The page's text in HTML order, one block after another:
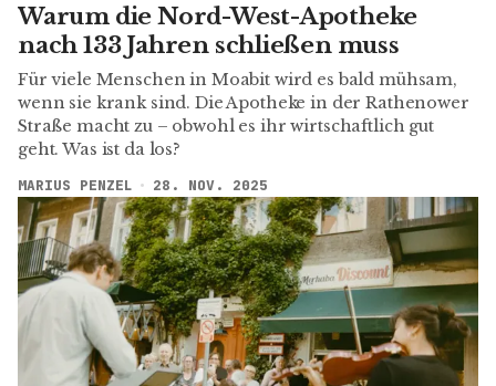
Warum die Nord-West-Apotheke
nach 133 Jahren schließen muss
Für viele Menschen in Moabit wird es bald mühsam,
wenn sie krank sind. Die Apotheke in der Rathenower
Straße macht zu – obwohl es ihr wirtschaftlich gut
geht. Was ist da los?
MARIUS PENZEL 28. NOV. 2025